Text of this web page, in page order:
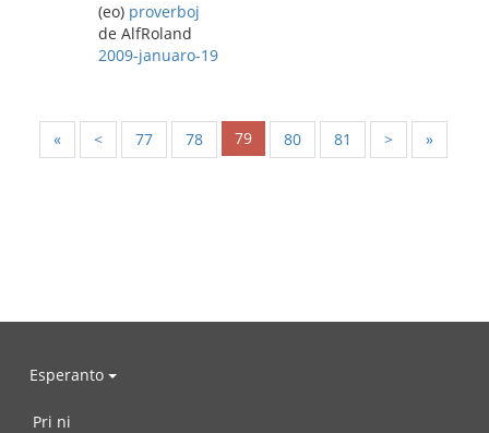
(eo) proverboj
de AlfRoland
2009-januaro-19
« < 77 78 79 80 81 > »
Esperanto
Pri ni